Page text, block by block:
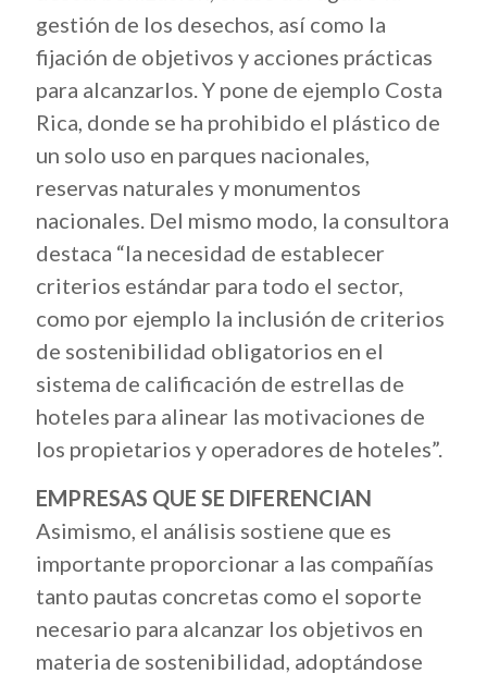
gestión de los desechos, así como la
fijación de objetivos y acciones prácticas
para alcanzarlos. Y pone de ejemplo Costa
Rica, donde se ha prohibido el plástico de
un solo uso en parques nacionales,
reservas naturales y monumentos
nacionales. Del mismo modo, la consultora
destaca “la necesidad de establecer
criterios estándar para todo el sector,
como por ejemplo la inclusión de criterios
de sostenibilidad obligatorios en el
sistema de calificación de estrellas de
hoteles para alinear las motivaciones de
los propietarios y operadores de hoteles”.
EMPRESAS QUE SE DIFERENCIAN
Asimismo, el análisis sostiene que es
importante proporcionar a las compañías
tanto pautas concretas como el soporte
necesario para alcanzar los objetivos en
materia de sostenibilidad, adoptándose